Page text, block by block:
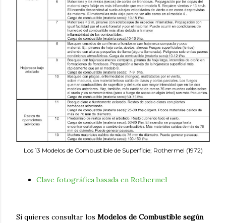
Los 13 Modelos de Combustible de Superficie; Rothermel (1972)
Clave fotográfica basada en Rothermel
Si quieres consultar los Modelos de Combustible según